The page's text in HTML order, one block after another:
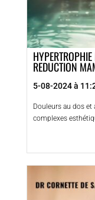
REDUCTION
5-08-2024 à
Douleurs au dos et
complexes